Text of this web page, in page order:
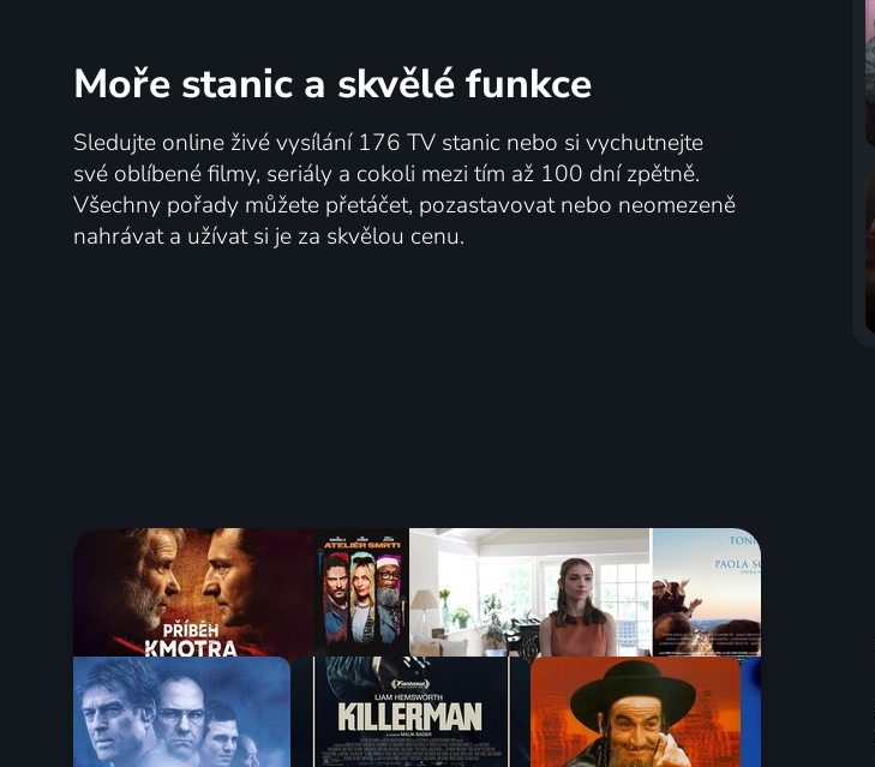
Moře stanic a skvělé funkce
Sledujte online živé vysílání 176 TV stanic nebo si vychutnejte
své oblíbené filmy, seriály a cokoli mezi tím až 100 dní zpětně.
Všechny pořady můžete přetáčet, pozastavovat nebo neomezeně
nahrávat a užívat si je za skvělou cenu.